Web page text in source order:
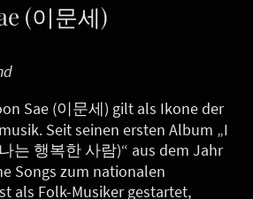
(이문세)
Sae (이문세) gilt als Ikone der
Seit seinen ersten Album „I
는 행복한 사람)“ aus dem Jahr
Songs zum nationalen
als Folk-Musiker gestartet,